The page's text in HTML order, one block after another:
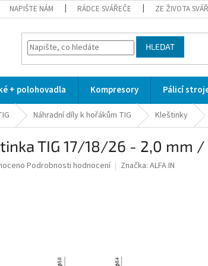
NAPIŠTE NÁM RÁDCE SVÁŘEČE ZE ŽIVOTA
HLEDAT
+ polohovadla Kompresory Pálicí
Náhradní díly k hořákům TIG Kleštinky
TIG 17/18/26 - 2,0 mm /
Podrobnosti hodnocení Značka: ALFA IN